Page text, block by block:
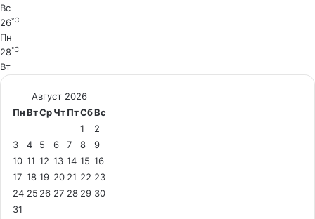
Вс
26℃
Пн
28℃
Вт
Август 2026
ПнВтСрЧтПтСбВс
1
2
3
4 5 6 7 8
9
10 11 12 13 14 15 16
17 18 19 20 21 22 23
24 25 26 27 28 29 30
31